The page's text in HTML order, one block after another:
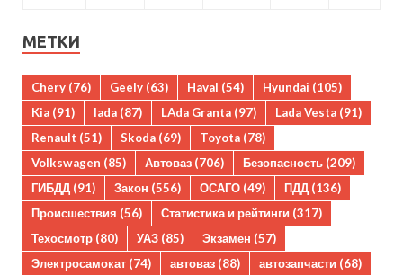
МЕТКИ
Chery (76) Geely (63) Haval (54) Hyundai (105)
Kia (91) lada (87) LAda Granta (97) Lada Vesta (91)
Renault (51) Skoda (69) Toyota (78)
Volkswagen (85) Автоваз (706) Безопасность (209)
ГИБДД (91) Закон (556) ОСАГО (49) ПДД (136)
Происшествия (56) Статистика и рейтинги (317)
Техосмотр (80) УАЗ (85) Экзамен (57)
Электросамокат (74) автоваз (88) автозапчасти (68)